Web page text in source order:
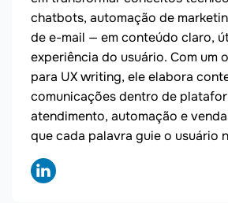
chatbots, automação de
de e-mail — em conteúdo claro,
experiência do usuário. Com um
para UX writing, ele elabora
comunicações dentro de
atendimento, automação e
que cada palavra guie o usuário